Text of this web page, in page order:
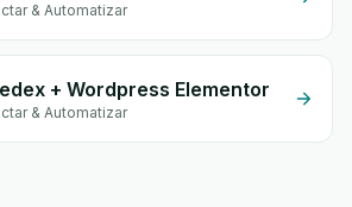
& Automatizar
+ Wordpress Elementor
& Automatizar